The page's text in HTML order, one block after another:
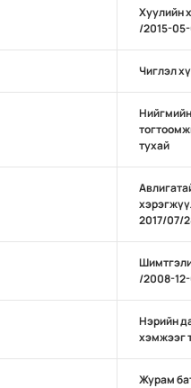
Хуулийн
/2015-05-
Чиглэл
тухай
2017/07/
/2008-
Нэрийн
хэмжээг
Журам